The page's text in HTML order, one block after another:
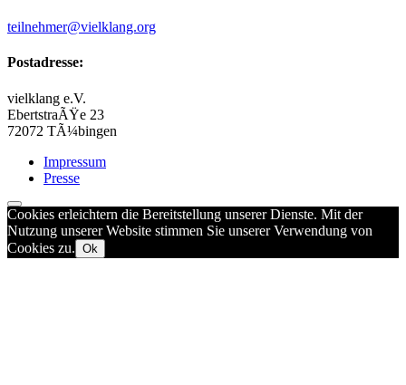
teilnehmer@vielklang.org
Postadresse:
vielklang e.V.
EbertstraÃŸe 23
72072 TÃ¼bingen
Impressum
Presse
Cookies erleichtern die Bereitstellung unserer Dienste. Mit der
Nutzung unserer Website stimmen Sie unserer Verwendung von
Cookies zu. Ok